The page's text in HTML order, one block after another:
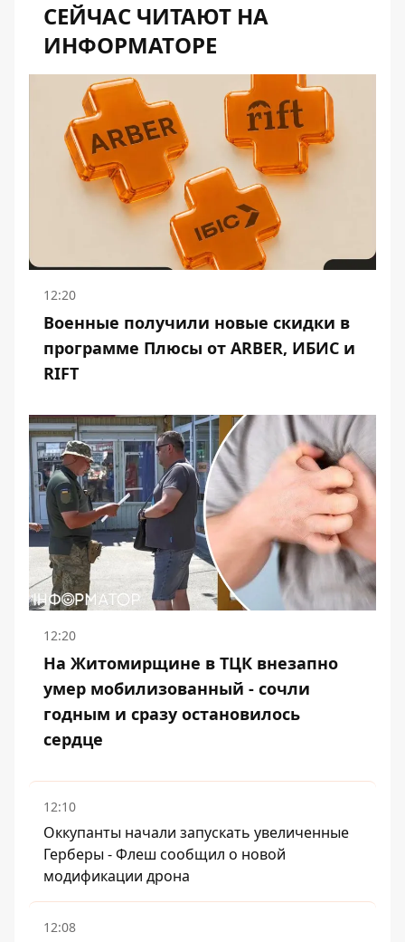
СЕЙЧАС ЧИТАЮТ НА
ИНФОРМАТОРЕ
12:20
Военные получили новые скидки в
программе Плюсы от ARBER, ИБИС и
RIFT
12:20
На Житомирщине в ТЦК внезапно
умер мобилизованный - сочли
годным и сразу остановилось
сердце
12:10
Оккупанты начали запускать увеличенные
Герберы - Флеш сообщил о новой
модификации дрона
12:08